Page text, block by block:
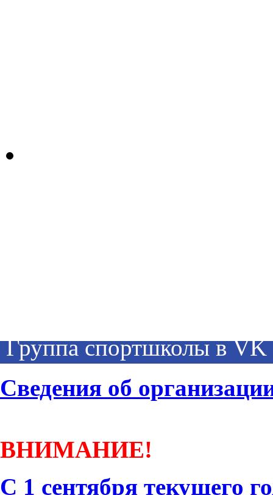
Группа спортшколы в VK
Сведения об
ВНИМАНИЕ!
С 1 сентября текущего